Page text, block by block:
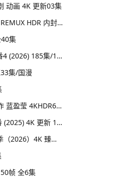
动画 4K 更新03集
【原盘】妖猫传 (2017) 4K REMUX HDR 内封简英双语字幕
集
凡人修仙传：幕兰之战‎ 年番4 (2026) 185集/1080P
集/国漫
兵自风中来 (2026)剧情 动作 蓝盈莹 4KHDR60FPS 更新20集
斗罗大陆 2：绝世唐门 年番 (2025) 4K 更新 164集/国漫
脱口秀和Ta的朋友们 第三季（2026）4K 臻彩MAX+ 50FPS 高码率 更0731期
帧 全6集